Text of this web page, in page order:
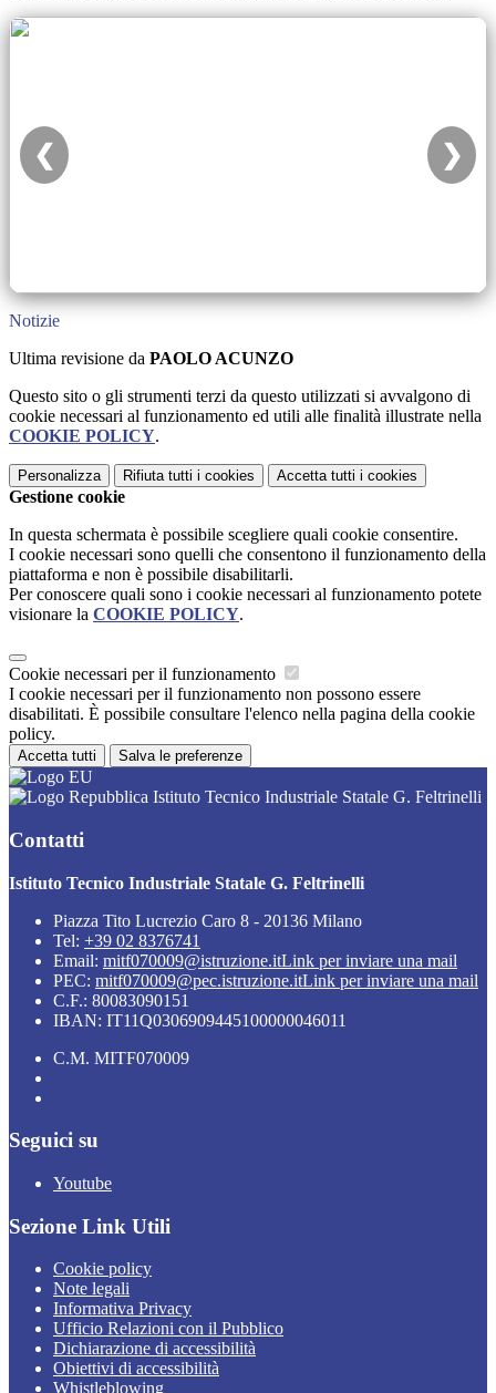
❮ ❯
Notizie
Ultima revisione da PAOLO ACUNZO
Questo sito o gli strumenti terzi da questo utilizzati si avvalgono di
cookie necessari al funzionamento ed utili alle finalità illustrate nella
COOKIE POLICY.
Personalizza Rifiuta tutti i cookies Accetta tutti i cookies
Gestione cookie
In questa schermata è possibile scegliere quali cookie consentire.
I cookie necessari sono quelli che consentono il funzionamento della
piattaforma e non è possibile disabilitarli.
Per conoscere quali sono i cookie necessari al funzionamento potete
visionare la COOKIE POLICY.
Cookie necessari per il funzionamento
I cookie necessari per il funzionamento non possono essere
disabilitati. È possibile consultare l'elenco nella pagina della cookie
policy.
Accetta tutti Salva le preferenze
Istituto Tecnico Industriale Statale G. Feltrinelli
Contatti
Istituto Tecnico Industriale Statale G. Feltrinelli
Piazza Tito Lucrezio Caro 8 - 20136 Milano
Tel: +39 02 8376741
Email: mitf070009@istruzione.itLink per inviare una mail
PEC: mitf070009@pec.istruzione.itLink per inviare una mail
C.F.: 80083090151
IBAN: IT11Q0306909445100000046011
C.M. MITF070009
Seguici su
Youtube
Sezione Link Utili
Cookie policy
Note legali
Informativa Privacy
Ufficio Relazioni con il Pubblico
Dichiarazione di accessibilità
Obiettivi di accessibilità
Whistleblowing